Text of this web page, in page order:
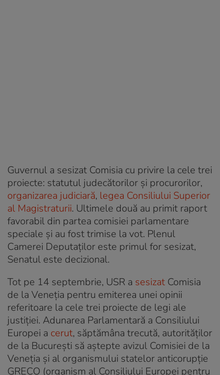
Guvernul a sesizat Comisia cu privire la cele trei
proiecte: statutul judecătorilor şi procurorilor,
organizarea judiciară, legea Consiliului Superior
al Magistraturii. Ultimele două au primit raport
favorabil din partea comisiei parlamentare
speciale şi au fost trimise la vot. Plenul
Camerei Deputaţilor este primul for sesizat,
Senatul este decizional.
Tot pe 14 septembrie, USR a sesizat Comisia
de la Veneţia pentru emiterea unei opinii
referitoare la cele trei proiecte de legi ale
justiţiei. Adunarea Parlamentară a Consiliului
Europei a cerut, săptămâna trecută, autorităților
de la București să aștepte avizul Comisiei de la
Veneția și al organismului statelor anticorupție
GRECO (organism al Consiliului Europei pentru